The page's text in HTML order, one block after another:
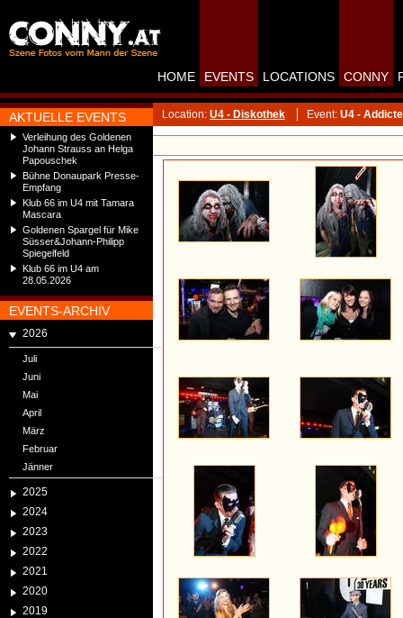
AKTUELLE EVENTS
Verleihung des Goldenen
Johann Strauss an Helga
Papouschek
Bühne Donaupark Presse-
Empfang
Klub 66 im U4 mit Tamara
Mascara
Goldenen Spargel für Mike
Süsser&Johann-Philipp
Spiegelfeld
Klub 66 im U4 am
28.05.2026
EVENTS-ARCHIV
2026
Juli
Juni
Mai
April
März
Februar
Jänner
2025
2024
2023
2022
2021
2020
2019
HOME EVENTS LOCATIONS CONNY
Location: U4 - Diskothek Event: U4 -